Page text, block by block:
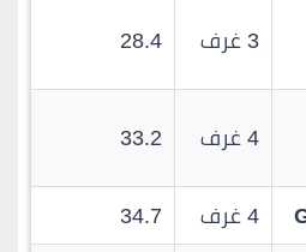
3 غرف
28.4
4 غرف
33.2
4 غرف
34.7